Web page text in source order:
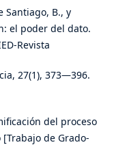
Santiago, B., y
el poder del dato.
Revista
27(1), 373—396.
del proceso
de Grado-